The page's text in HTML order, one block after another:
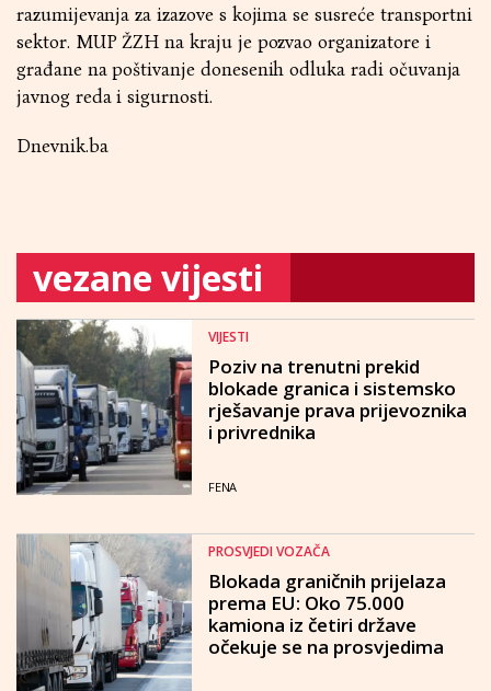
razumijevanja za izazove s kojima se susreće transportni
sektor. MUP ŽZH na kraju je pozvao organizatore i
građane na poštivanje donesenih odluka radi očuvanja
javnog reda i sigurnosti.
Dnevnik.ba
vezane vijesti
VIJESTI
Poziv na trenutni prekid
blokade granica i sistemsko
rješavanje prava prijevoznika
i privrednika
FENA
PROSVJEDI VOZAČA
Blokada graničnih prijelaza
prema EU: Oko 75.000
kamiona iz četiri države
očekuje se na prosvjedima